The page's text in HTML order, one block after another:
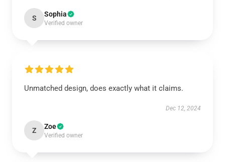
S Sophia
Verified owner
Unmatched design, does exactly what it claims.
Dec 12, 2024
Z Zoe
Verified owner